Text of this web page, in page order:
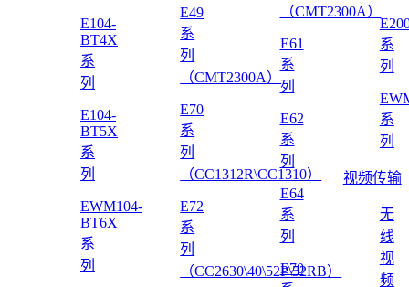
E104-
BT4X
系
列
E104-
BT5X
系
列
EWM104-
BT6X
系
列
E49
系
列
（CMT2300A）
E70
系
列
（CC1312R\CC1310）
E72
系
列
（CC2630\40\52P\52RB）
（CMT2300A）
E61
系
列
E62
系
列
E64
系
列
E70
系
列
系
列
视频传输
无
线
视
频